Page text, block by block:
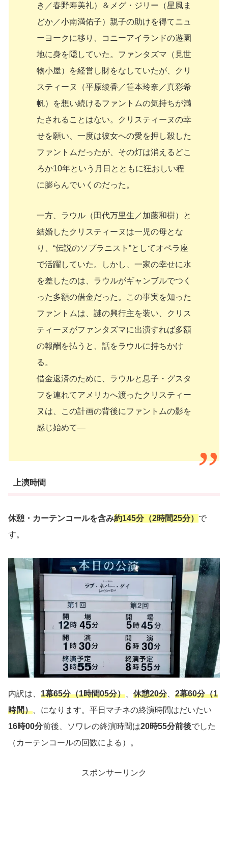
き／春野寿美礼）＆メグ・ジリー（星風ま
どか／小南満佑子）親子の助けを得てニュ
ーヨークに移り、コニーアイランドの遊園
地に身を隠していた。ファンタズマ（見世
物小屋）を経営し財をなしていたが、クリ
スティーヌ（平原綾香／笹本玲奈／真彩希
帆）を想い続けるファントムの気持ちが満
たされることはない。クリスティーヌの幸
せを願い、一度は彼女への愛を押し殺した
ファントムだったが、その灯は消えるどこ
ろか10年という月日とともに狂おしい程
に膨らんでいくのだった。
一方、ラウル（田代万里生／加藤和樹）と
結婚したクリスティーヌは一児の母とな
り、“伝説のソプラニスト”としてオペラ座
で活躍していた。しかし、一家の幸せに水
を差したのは、ラウルがギャンブルでつく
った多額の借金だった。この事実を知った
ファントムは、謎の興行主を装い、クリス
ティーヌがファンタズマに出演すれば多額
の報酬を払うと、話をラウルに持ちかけ
る。
借金返済のために、ラウルと息子・グスタ
フを連れてアメリカへ渡ったクリスティー
ヌは、この計画の背後にファントムの影を
感じ始めて―
上演時間
休憩・カーテンコールを含み約145分（2時間25分） で
す。
内訳は、 1幕65分（1時間05分） 休憩20分、 2幕60分（1
時間） 、になります。平日マチネの終演時間はだいたい
16時00分前後、ソワレの終演時間は20時55分前後でした
（カーテンコールの回数による）。
スポンサーリンク